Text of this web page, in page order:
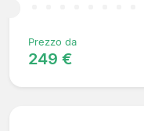
Prezzo da
249 €